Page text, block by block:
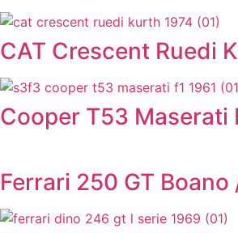
CAT Crescent Ruedi
Cooper T53 Maserati
Ferrari 250 GT Boano